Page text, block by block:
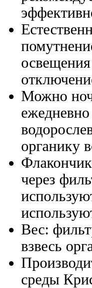
Можно
органику
через
Вес:
взвесь
среды